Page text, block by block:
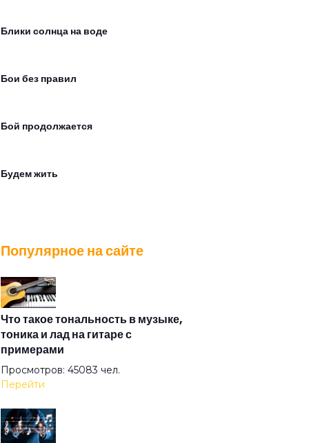
Блики солнца на воде
Бои без правил
Бой продолжается
Будем жить
Викинг
Возьми мое сердце
Волонтёр
Популярное на сайте
Что такое тональность в музыке,
тоника и лад на гитаре с
примерами
Просмотров: 45083 чел.
Перейти